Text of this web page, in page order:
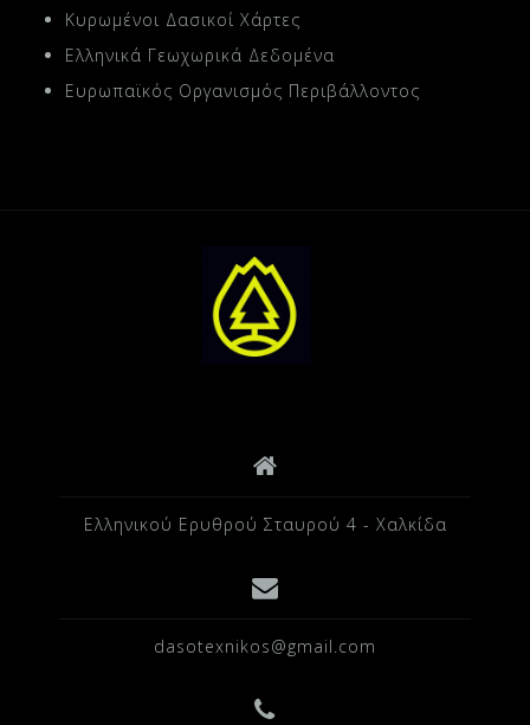
Κυρωμένοι Δασικοί Χάρτες
Ελληνικά Γεωχωρικά Δεδομένα
Ευρωπαϊκός Οργανισμός Περιβάλλοντος
Ελληνικού Ερυθρού Σταυρού 4 - Χαλκίδα
dasotexnikos@gmail.com